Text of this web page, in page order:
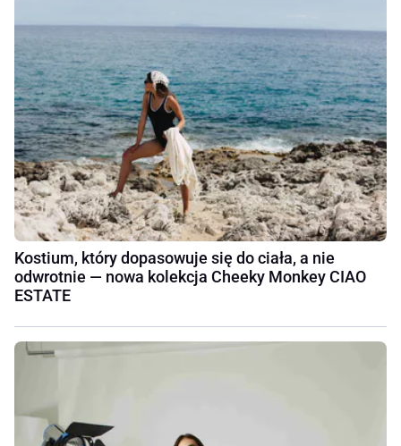
Kostium, który dopasowuje się do ciała, a nie
odwrotnie — nowa kolekcja Cheeky Monkey CIAO
ESTATE